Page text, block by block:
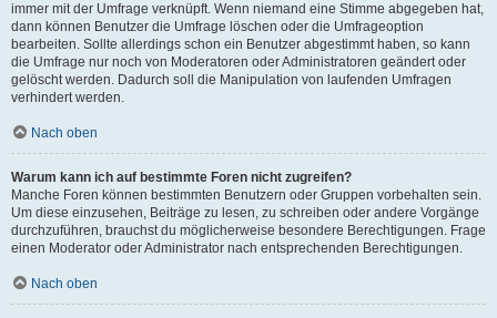
immer mit der Umfrage verknüpft. Wenn niemand eine Stimme abgegeben hat,
dann können Benutzer die Umfrage löschen oder die Umfrageoption
bearbeiten. Sollte allerdings schon ein Benutzer abgestimmt haben, so kann
die Umfrage nur noch von Moderatoren oder Administratoren geändert oder
gelöscht werden. Dadurch soll die Manipulation von laufenden Umfragen
verhindert werden.
Nach oben
Warum kann ich auf bestimmte Foren nicht zugreifen?
Manche Foren können bestimmten Benutzern oder Gruppen vorbehalten sein.
Um diese einzusehen, Beiträge zu lesen, zu schreiben oder andere Vorgänge
durchzuführen, brauchst du möglicherweise besondere Berechtigungen. Frage
einen Moderator oder Administrator nach entsprechenden Berechtigungen.
Nach oben